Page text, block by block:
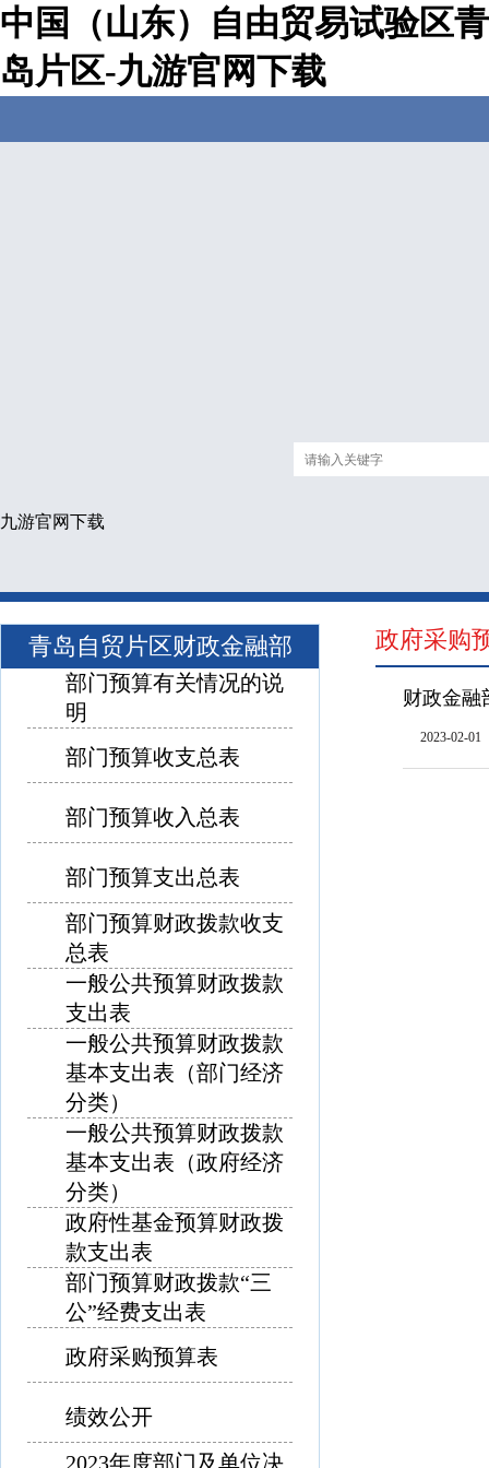
中国（山东）自由贸易试验区青
岛片区-九游官网下载
九游官网下载
青岛自贸片区财政金融部
部门预算有关情况的说
明
部门预算收支总表
部门预算收入总表
部门预算支出总表
部门预算财政拨款收支
总表
一般公共预算财政拨款
支出表
一般公共预算财政拨款
基本支出表（部门经济
分类）
一般公共预算财政拨款
基本支出表（政府经济
分类）
政府性基金预算财政拨
款支出表
部门预算财政拨款“三
公”经费支出表
政府采购预算表
绩效公开
2023年度部门及单位决
政府采购
财政金融
2023-02-01